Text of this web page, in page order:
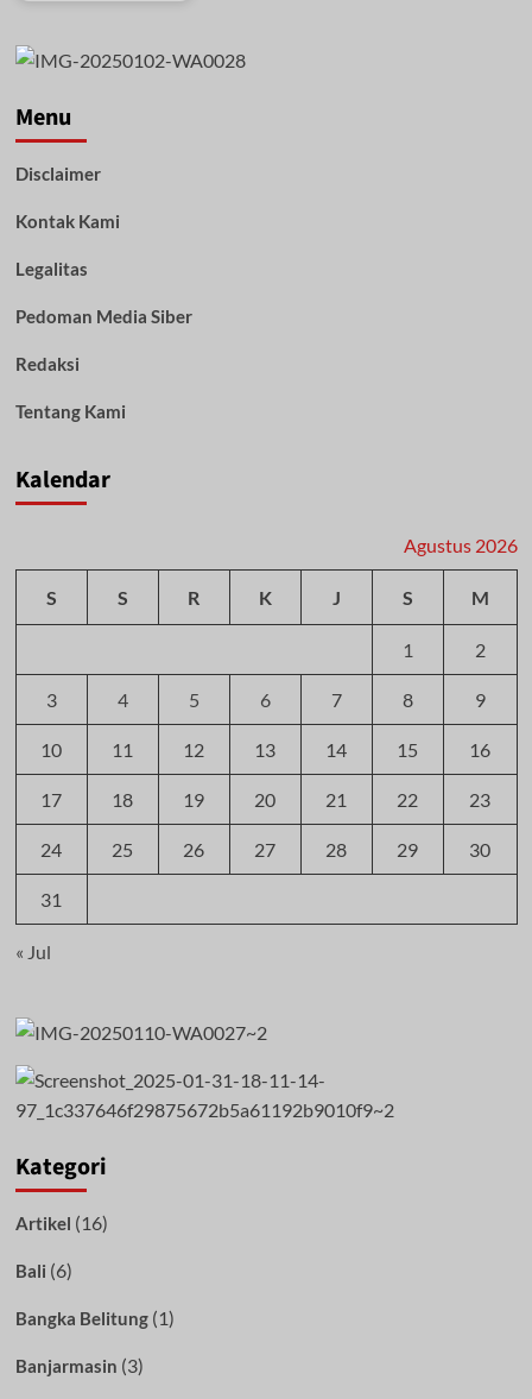
Menu
Disclaimer
Kontak Kami
Legalitas
Pedoman Media Siber
Redaksi
Tentang Kami
Kalendar
Agustus 2026
S S R K J S M
1 2
3 4 5 6 7 8 9
10 11 12 13 14 15 16
17 18 19 20 21 22 23
24 25 26 27 28 29 30
31
« Jul
Kategori
Artikel (16)
Bali (6)
Bangka Belitung(1)
Banjarmasin (3)